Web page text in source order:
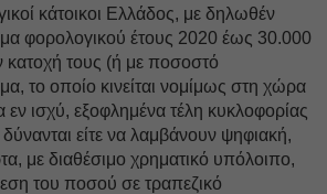
κάτοικοι Ελλάδος, με δηλωθέν
φορολογικού έτους 2020 έως 30.000
κατοχή τους (ή με ποσοστό
το οποίο κινείται νομίμως στη χώρα
εν ισχύ, εξοφλημένα τέλη κυκλοφορίας
είτε να λαμβάνουν ψηφιακή,
με διαθέσιμο χρηματικό υπόλοιπο,
του ποσού σε τραπεζικό